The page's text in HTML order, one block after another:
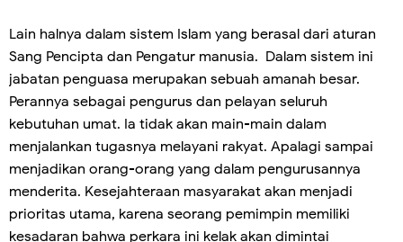
Lain halnya dalam sistem Islam yang berasal dari aturan
Sang Pencipta dan Pengatur manusia. Dalam sistem ini
jabatan penguasa merupakan sebuah amanah besar.
Perannya sebagai pengurus dan pelayan seluruh
kebutuhan umat. Ia tidak akan main-main dalam
menjalankan tugasnya melayani rakyat. Apalagi sampai
menjadikan orang-orang yang dalam pengurusannya
menderita. Kesejahteraan masyarakat akan menjadi
prioritas utama, karena seorang pemimpin memiliki
kesadaran bahwa perkara ini kelak akan dimintai